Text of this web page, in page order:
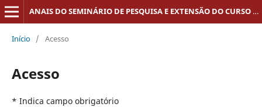
ANAIS DO SEMINÁRIO DE PESQUISA E EXTENSÃO DO CURSO DE DIREITO DO UNIFUNEC - SEMPEX
Início / Acesso
Acesso
* Indica campo obrigatório